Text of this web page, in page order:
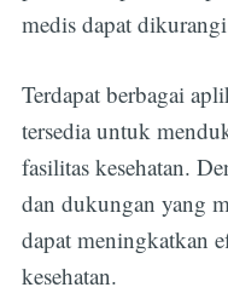
medis dapat
Terdapat berbagai
tersedia untuk
fasilitas kesehatan.
dan dukungan yang
dapat meningkatkan
kesehatan.